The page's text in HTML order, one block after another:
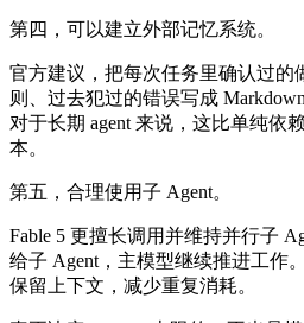
第四，可以建立外部记忆系统。
官方建议，把每次任务里确认过的
则、过去犯过的错误写成
对于长期 agent 来说，这比单纯依
本。
第五，合理使用子 Agent。
Fable 5 更擅长调用并维持并行子
给子 Agent，主模型继续推进工作
保留上下文，减少重复消耗。